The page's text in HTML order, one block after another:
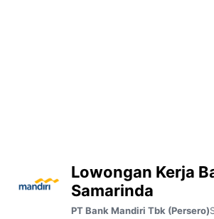
Lowongan Kerja
Samarinda
PT Bank Mandiri Tbk (Persero)